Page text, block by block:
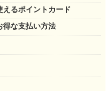
えるポイントカード
得な支払い方法